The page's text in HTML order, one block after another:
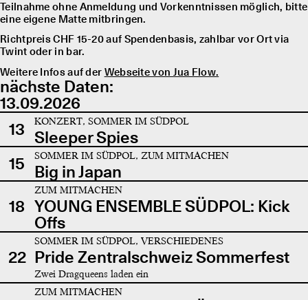
Teilnahme ohne Anmeldung und Vorkenntnissen möglich, bitte
eine eigene Matte mitbringen.
Richtpreis CHF 15-20 auf Spendenbasis, zahlbar vor Ort via
Twint oder in bar.
Weitere Infos auf der Webseite von Jua Flow.
nächste Daten:
13.09.2026
13
KONZERT, SOMMER IM SÜDPOL
Sleeper Spies
15
SOMMER IM SÜDPOL, ZUM MITMACHEN
Big in Japan
18
ZUM MITMACHEN
YOUNG ENSEMBLE SÜDPOL: Kick
Offs
22
SOMMER IM SÜDPOL, VERSCHIEDENES
Pride Zentralschweiz Sommerfest
Zwei Dragqueens laden ein
ZUM MITMACHEN